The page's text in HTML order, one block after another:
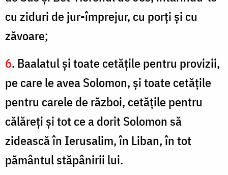
cu ziduri de jur-împrejur, cu porţi şi cu
zăvoare;
6. Baalatul şi toate cetăţile pentru provizii,
pe care le avea Solomon, şi toate cetăţile
pentru carele de război, cetăţile pentru
călăreţi şi tot ce a dorit Solomon să
zidească în Ierusalim, în Liban, în tot
pământul stăpânirii lui.